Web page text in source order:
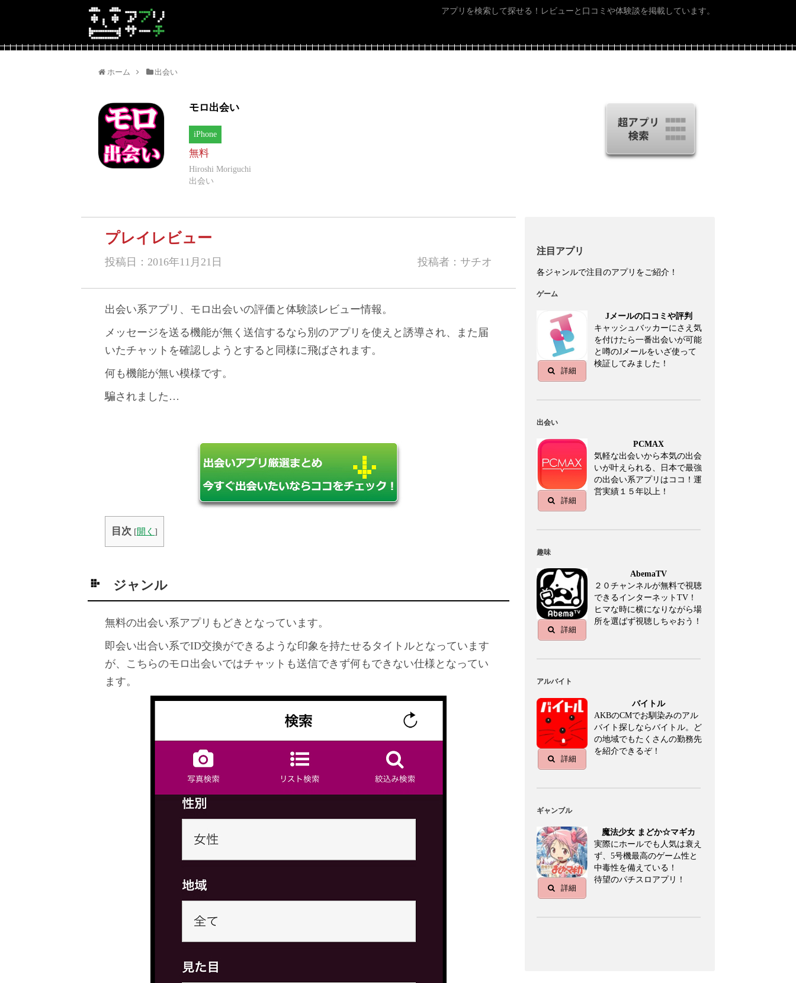
アプリを検索して探せる！レビューと口コミや体験談を掲載しています。
ホーム 出会い
モロ出会い
iPhone
無料
Hiroshi Moriguchi
出会い
プレイレビュー
投稿日：2016年11月21日 投稿者：サチオ
出会い系アプリ、モロ出会いの評価と体験談レビュー情報。
メッセージを送る機能が無く送信するなら別のアプリを使えと誘導され、また届
いたチャットを確認しようとすると同様に飛ばされます。
何も機能が無い模様です。
騙されました…
目次 [開く ]
ジャンル
無料の出会い系アプリもどきとなっています。
即会い出合い系でID交換ができるような印象を持たせるタイトルとなっています
が、こちらのモロ出会いではチャットも送信できず何もできない仕様となってい
ます。
注目アプリ
各ジャンルで注目のアプリをご紹介！
ゲーム
詳細
Jメールの口コミや評判
キャッシュバッカーにさえ気
を付けたら一番出会いが可能
と噂のJメールをいざ使って
検証してみました！
出会い
詳細
PCMAX
気軽な出会いから本気の出会
いが叶えられる、日本で最強
の出会い系アプリはココ！運
営実績１５年以上！
趣味
詳細
AbemaTV
２０チャンネルが無料で視聴
できるインターネットTV！
ヒマな時に横になりながら場
所を選ばず視聴しちゃおう！
アルバイト
詳細
バイトル
AKBのCMでお馴染みのアル
バイト探しならバイトル。ど
の地域でもたくさんの勤務先
を紹介できるぞ！
ギャンブル
詳細
魔法少女 まどか☆マギカ
実際にホールでも人気は衰え
ず、5号機最高のゲーム性と
中毒性を備えている！
待望のパチスロアプリ！